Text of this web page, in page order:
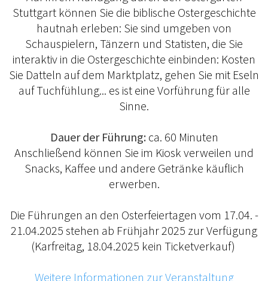
Stuttgart können Sie die biblische Ostergeschichte
hautnah erleben: Sie sind umgeben von
Schauspielern, Tänzern und Statisten, die Sie
interaktiv in die Ostergeschichte einbinden: Kosten
Sie Datteln auf dem Marktplatz, gehen Sie mit Eseln
auf Tuchfühlung... es ist eine Vorführung für alle
Sinne.
Dauer der Führung:ca. 60 Minuten
Anschließend können Sie im Kiosk verweilen und
Snacks, Kaffee und andere Getränke käuflich
erwerben.
Die Führungen an den Osterfeiertagen vom 17.04. -
21.04.2025 stehen ab Frühjahr 2025 zur Verfügung
(Karfreitag, 18.04.2025 kein Ticketverkauf)
Weitere Informationen zur Veranstaltung